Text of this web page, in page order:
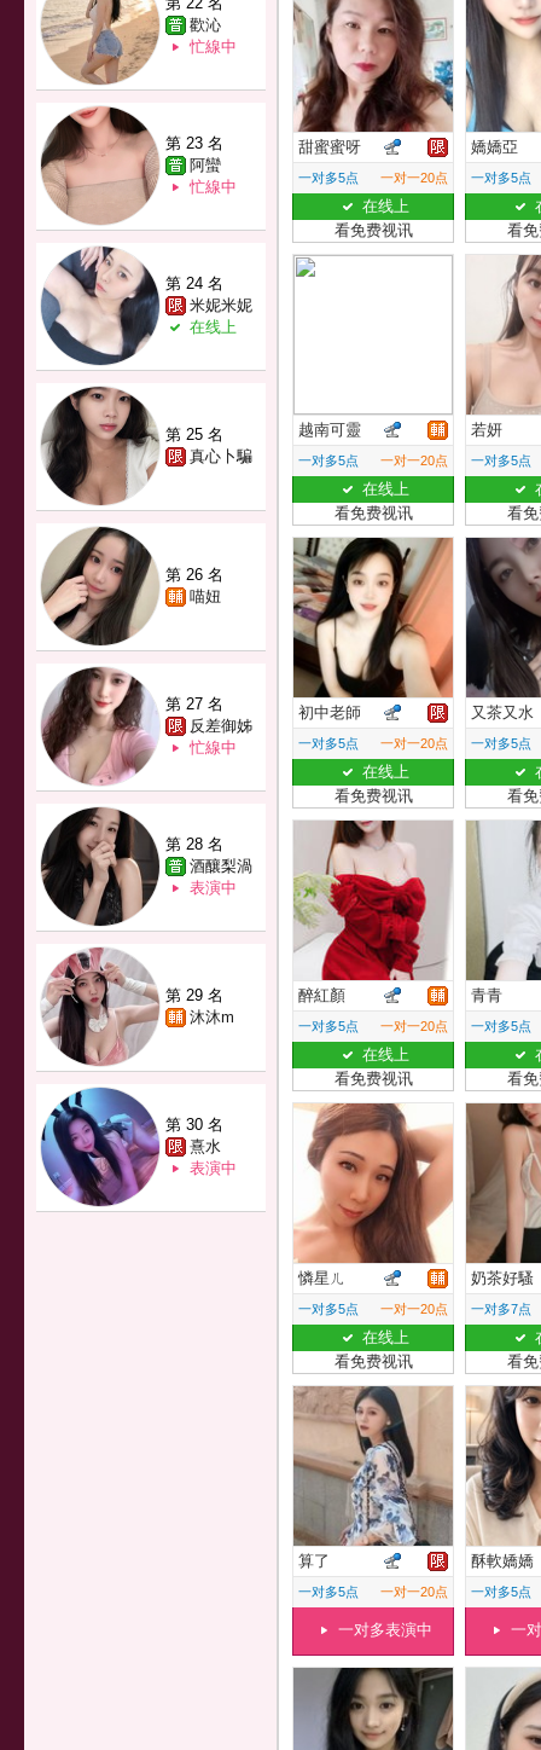
歡沁
忙線中
第 23 名
阿蠻
忙線中
第 24 名
米妮米妮
在线上
第 25 名
真心卜騙
第 26 名
喵妞
第 27 名
反差御姊
忙線中
第 28 名
酒釀梨渦
表演中
第 29 名
沐沐m
第 30 名
熹水
表演中
甜蜜蜜呀
一对多5点 一对一20点
在线上
看免费视讯
嬌嬌亞
一对多5点
看
越南可靈
一对多5点 一对一20点
在线上
看免费视讯
若妍
一对多5点
看
初中老師
一对多5点 一对一20点
在线上
看免费视讯
又茶又水
一对多5点
看
醉紅顏
一对多5点 一对一20点
在线上
看免费视讯
青青
一对多5点
看
憐星ㄦ
一对多5点 一对一20点
在线上
看免费视讯
奶茶好騷
一对多7点
看
算了
一对多5点 一对一20点
一对多表演中
酥軟嬌嬌
一对多5点
一